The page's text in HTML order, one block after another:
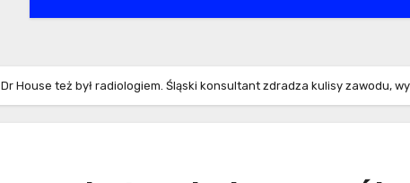
Dr House też był radiologiem. Śląski konsultant zdradza kulisy zawodu,